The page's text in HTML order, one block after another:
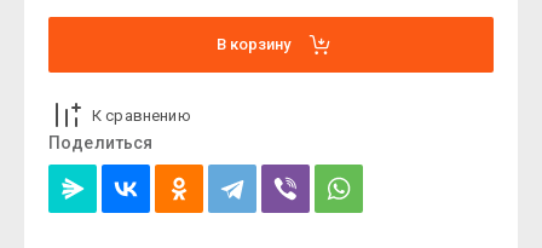
В корзину
К сравнению
Поделиться